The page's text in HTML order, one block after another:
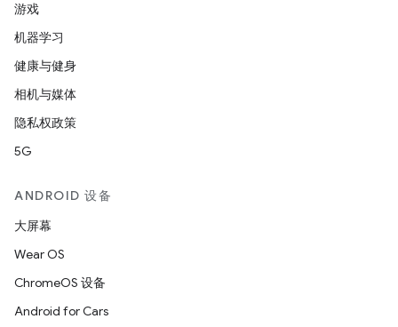
游戏
机器学习
健康与健身
相机与媒体
隐私权政策
5G
ANDROID 设备
大屏幕
Wear OS
ChromeOS 设备
Android for Cars